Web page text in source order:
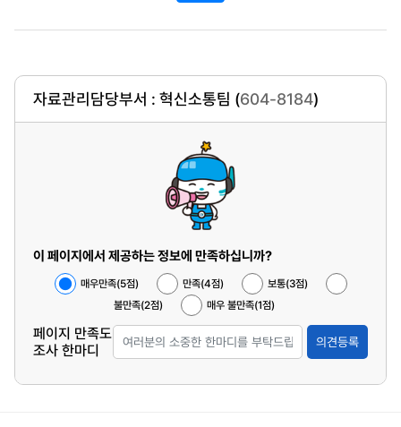
자료관리담당부서 : 혁신소통팀 (604-8184)
이 페이지에서 제공하는 정보에 만족하십니까?
매우만족(5점) 만족(4점)
보통(3점)
불만족(2점)
매우 불만족(1점)
페이지 만족도
조사 한마디
의견등록